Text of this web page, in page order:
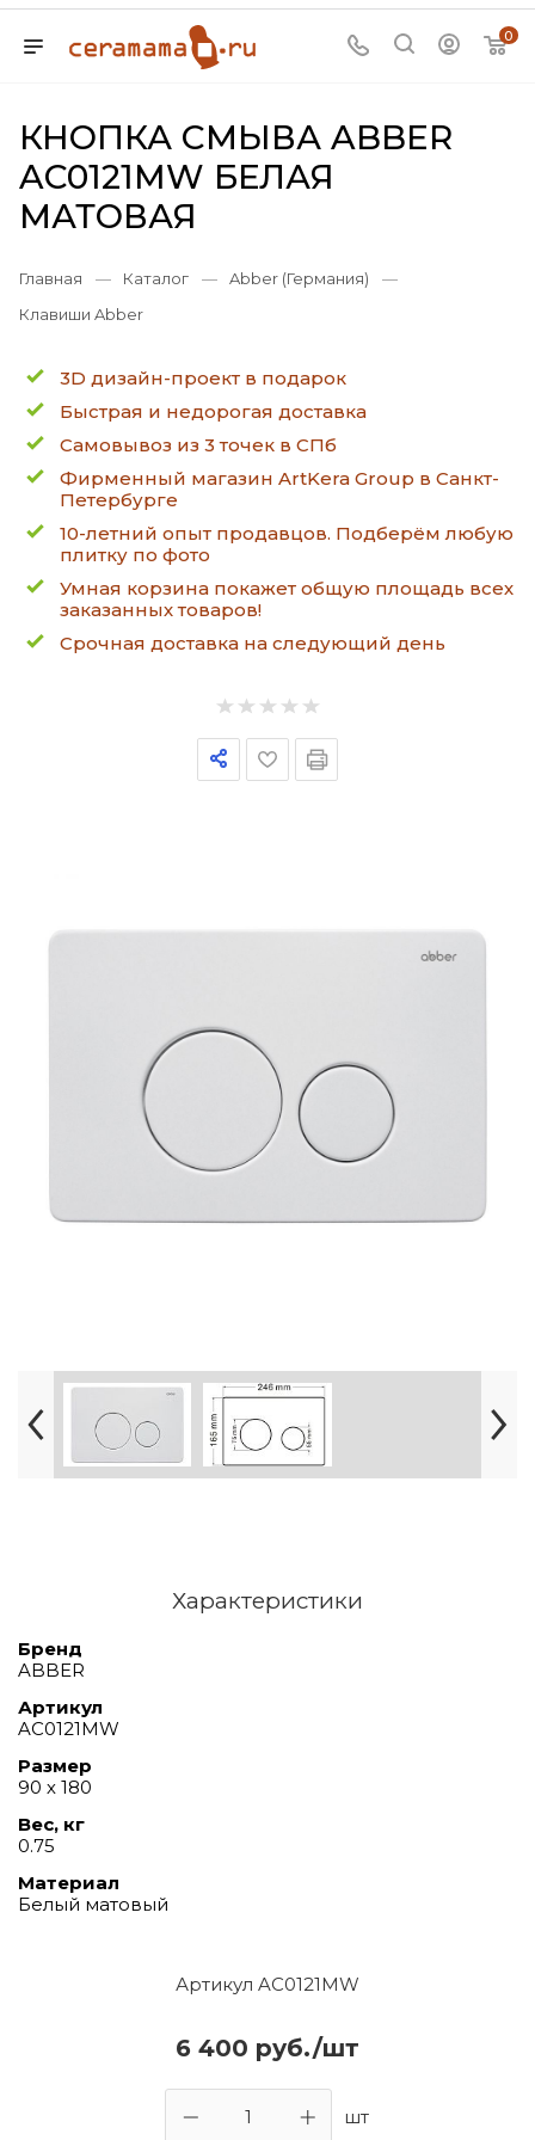
0
КНОПКА СМЫВА ABBER
AC0121MW БЕЛАЯ
МАТОВАЯ
Главная — Каталог — Abber (Германия)
—
Клавиши Abber
3D дизайн-проект в подарок
Быстрая и недорогая доставка
Самовывоз из 3 точек в СПб
Фирменный магазин ArtKera Group в Санкт-
Петербурге
10-летний опыт продавцов. Подберём любую
плитку по фото
Умная корзина покажет общую площадь всех
заказанных товаров!
Срочная доставка на следующий день
Артикул AC0121MW
6 400 руб./шт
шт
Характеристики
Бренд
ABBER
Артикул
AC0121MW
Размер
90 х 180
Вес, кг
0.75
Материал
Белый матовый